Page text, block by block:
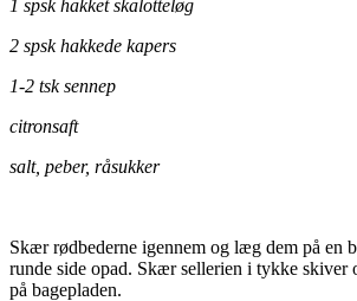
1 spsk hakket skalotteløg
2 spsk hakkede kapers
1-2 tsk sennep
citronsaft
salt, peber, råsukker
Skær rødbederne igennem og læg dem på en
runde side opad. Skær sellerien i tykke skiver
på bagepladen.